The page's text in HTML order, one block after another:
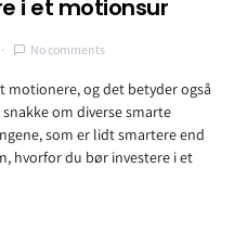
i et motionsur
No comments
motionere, og det betyder også
om diverse smarte
som er lidt smartere end
hvorfor du bør investere i et